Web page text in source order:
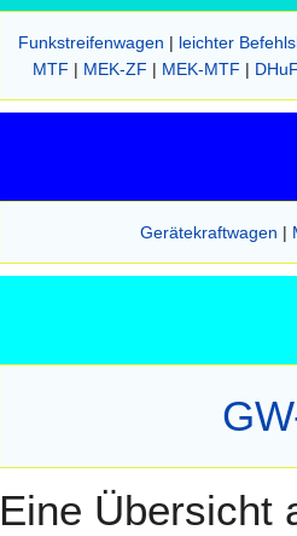
Funkstreifenwagen | leichter
MTF | MEK-ZF | MEK-MTF |
Gerätekraftwagen |
Eine Übersicht